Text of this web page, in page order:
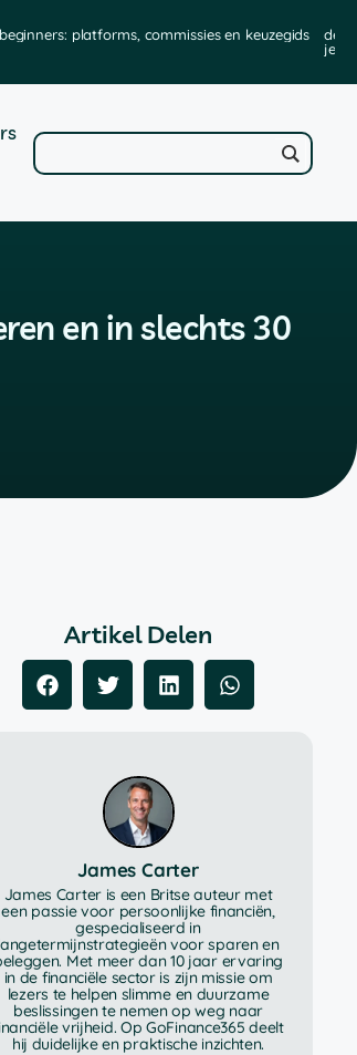
platforms, commissies en keuzegids
de
je
en in slechts 30
Artikel Delen
James Carter
James Carter is een Britse auteur met
een passie voor persoonlijke financiën,
gespecialiseerd in
voor sparen en
Met meer dan 10 jaar ervaring
in de financiële sector is zijn missie om
lezers te helpen slimme en duurzame
beslissingen te nemen op weg naar
vrijheid. Op GoFinance365 deelt
hij duidelijke en praktische inzichten.